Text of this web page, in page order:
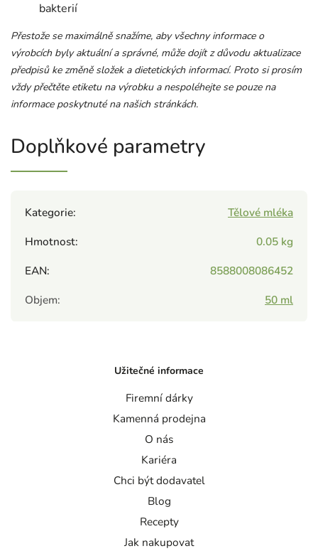
bakterií
Přestože se maximálně snažíme, aby všechny informace o
výrobcích byly aktuální a správné, může dojít z důvodu aktualizace
předpisů ke změně složek a dietetických informací. Proto si prosím
vždy přečtěte etiketu na výrobku a nespoléhejte se pouze na
informace poskytnuté na našich stránkách.
Doplňkové parametry
Kategorie:
Tělové mléka
Hmotnost:
0.05 kg
EAN:
8588008086452
Objem: 50 ml
Užitečné informace
Firemní dárky
Kamenná prodejna
O nás
Kariéra
Chci být dodavatel
Blog
Recepty
Jak nakupovat